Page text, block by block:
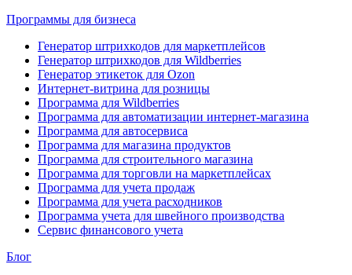
Программы для бизнеса
Генератор штрихкодов для маркетплейсов
Генератор штрихкодов для Wildberries
Генератор этикеток для Ozon
Интернет-витрина для розницы
Программа для Wildberries
Программа для автоматизации интернет-магазина
Программа для автосервиса
Программа для магазина продуктов
Программа для строительного магазина
Программа для торговли на маркетплейсах
Программа для учета продаж
Программа для учета расходников
Программа учета для швейного производства
Сервис финансового учета
Блог